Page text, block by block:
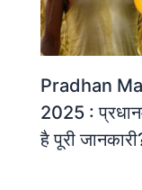
Pradhan
2025 :
है पूरी